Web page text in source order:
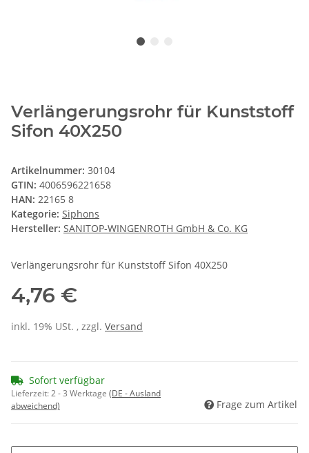
Verlängerungsrohr für Kunststoff
Sifon 40X250
Artikelnummer: 30104
GTIN: 4006596221658
HAN: 22165 8
Kategorie: Siphons
Hersteller: SANITOP-WINGENROTH GmbH & Co. KG
Verlängerungsrohr für Kunststoff Sifon 40X250
4,76 €
inkl. 19% USt. , zzgl. Versand
Sofort verfügbar
Lieferzeit:2 - 3 Werktage (DE - Ausland
abweichend)
Frage zum Artikel